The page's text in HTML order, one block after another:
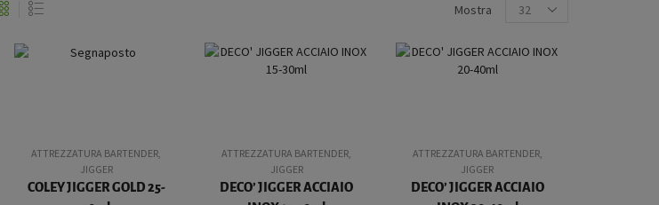
Mostra
ATTREZZATURA BARTENDER
JIGGER
COLEY JIGGER GOLD 25-
ATTREZZATURA BARTENDER
JIGGER
DECO’ JIGGER ACCIAIO
ATTREZZATURA BARTENDER,
JIGGER
DECO’ JIGGER ACCIAIO